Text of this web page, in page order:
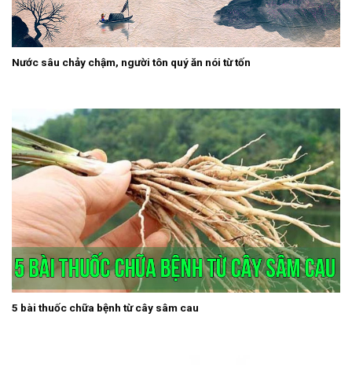
Nước sâu chảy chậm, người tôn quý ăn nói từ tốn
5 bài thuốc chữa bệnh từ cây sâm cau